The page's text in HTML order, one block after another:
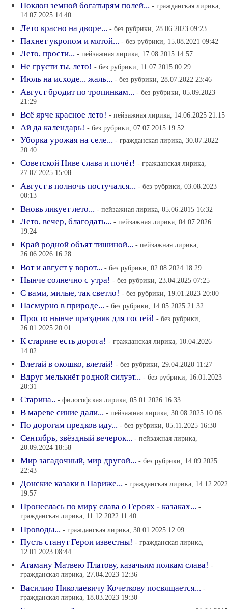
Поклон земной богатырям полей... - гражданская лирика,
14.07.2025 14:40
Лето красно на дворе... - без рубрики, 28.06.2023 09:23
Пахнет укропом и мятой... - без рубрики, 15.08.2021 09:42
Лето, прости... - пейзажная лирика, 17.08.2015 14:57
Не грусти ты, лето! - без рубрики, 11.07.2015 00:29
Июль на исходе... жаль... - без рубрики, 28.07.2022 23:46
Август бродит по тропинкам... - без рубрики, 05.09.2023
21:29
Всё ярче красное лето! - пейзажная лирика, 14.06.2025 21:15
Ай да календарь! - без рубрики, 07.07.2015 19:52
Уборка урожая на селе... - гражданская лирика, 30.07.2022
20:40
Советской Ниве слава и почёт! - гражданская лирика,
27.07.2025 15:08
Август в полночь постучался... - без рубрики, 03.08.2023
00:13
Вновь ликует лето... - пейзажная лирика, 05.06.2015 16:32
Лето, вечер, благодать... - пейзажная лирика, 04.07.2026
19:24
Край родной объят тишиной... - пейзажная лирика,
26.06.2026 16:28
Вот и август у ворот... - без рубрики, 02.08.2024 18:29
Нынче солнечно с утра! - без рубрики, 23.04.2025 07:25
С вами, милые, так светло! - без рубрики, 19.01.2023 20:00
Пасмурно в природе... - без рубрики, 14.05.2025 21:32
Просто нынче праздник для гостей! - без рубрики,
26.01.2025 20:01
К старине есть дорога! - гражданская лирика, 10.04.2026
14:02
Влетай в окошко, влетай! - без рубрики, 29.04.2020 11:27
Вдруг мелькнёт родной силуэт... - без рубрики, 16.01.2023
20:31
Старина.. - философская лирика, 05.01.2026 16:33
В мареве синие дали... - пейзажная лирика, 30.08.2025 10:06
По дорогам предков иду... - без рубрики, 05.11.2025 16:30
Сентябрь, звёздный вечерок... - пейзажная лирика,
20.09.2024 18:58
Мир загадочный, мир другой... - без рубрики, 14.09.2025
22:43
Донские казаки в Париже... - гражданская лирика, 14.12.2022
19:57
Пронеслась по миру слава о Героях - казаках... -
гражданская лирика, 11.12.2022 11:40
Проводы... - гражданская лирика, 30.01.2025 12:09
Пусть станут Герои известны! - гражданская лирика,
12.01.2023 08:44
Атаману Матвею Платову, казачьим полкам слава! -
гражданская лирика, 27.04.2023 12:36
Василию Николаевичу Кочеткову посвящается... -
гражданская лирика, 18.03.2023 19:30